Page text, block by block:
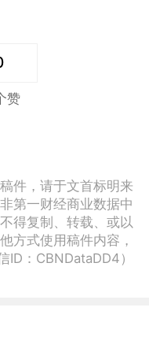
赞
件，请于文首标明来
第一财经商业数据中
得复制、转载、或以
方式使用稿件内容，
：CBNDataDD4）